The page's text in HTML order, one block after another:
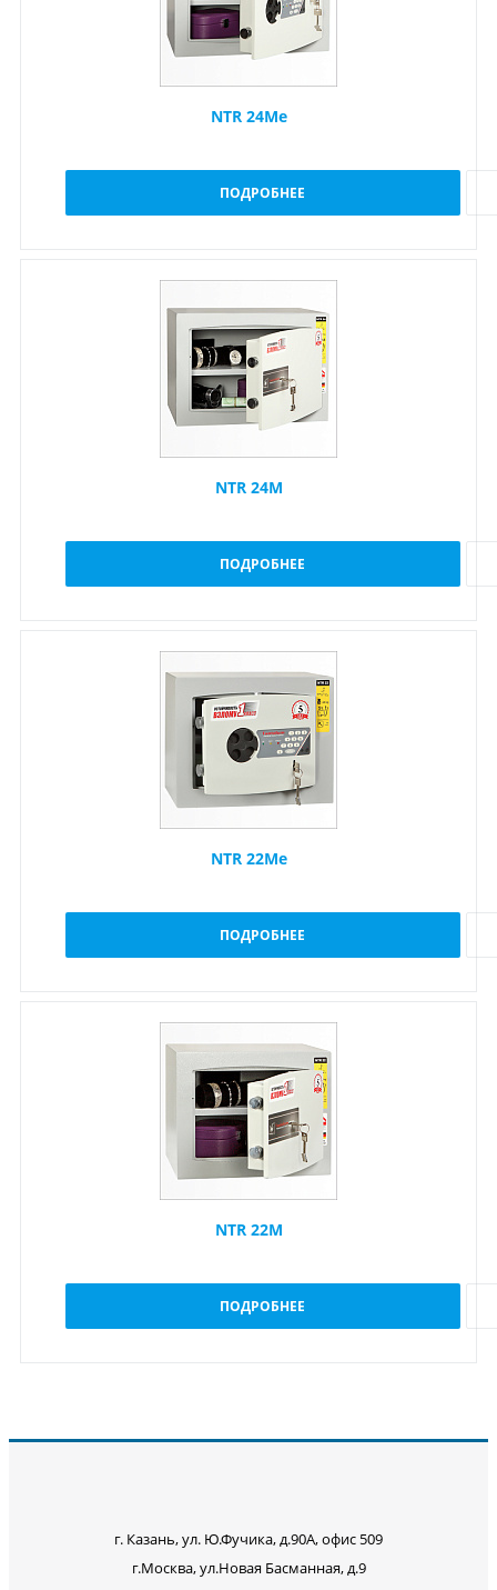
NTR 24Me
ПОДРОБНЕЕ
NTR 24M
ПОДРОБНЕЕ
NTR 22Me
ПОДРОБНЕЕ
NTR 22M
ПОДРОБНЕЕ
г. Казань, ул. Ю.Фучика, д.90А, офис 509
г.Москва, ул.Новая Басманная, д.9